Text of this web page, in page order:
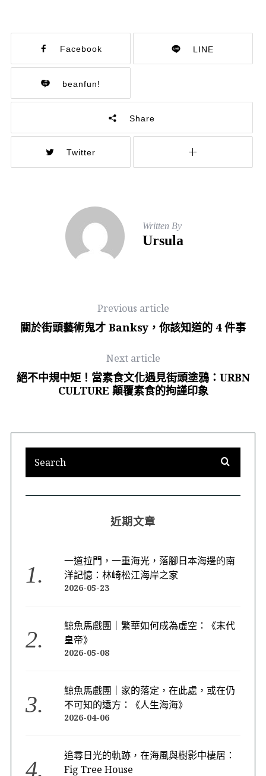
Facebook LINE
beanfun!
Share
Twitter
Written By
Ursula
Previous article
關於街頭藝術鬼才 Banksy，你該知道的 4 件事
Next article
絕不中規中矩！當素食文化遇見街頭塗鴉：URBN
CULTURE 顛覆素食的拘謹印象
近期文章
一道拉門，一重海光，落腳日本海邊的南
洋記憶：林崎松江海岸之家
2026-05-23
鯨魚馬戲團｜繁華如何成為虛空：《末代
皇帝》
2026-05-08
鯨魚馬戲團｜家的落定，在此處，或在仍
不可知的遠方：《人生海海》
2026-04-06
追尋日光的軌跡，在海風與樹影中棲居：
Fig Tree House